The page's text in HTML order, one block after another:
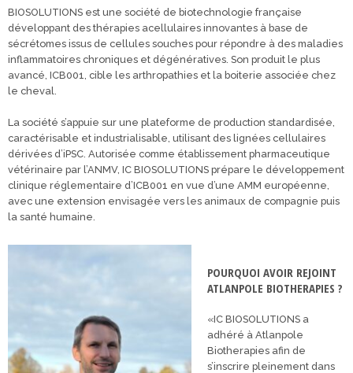
BIOSOLUTIONS est une société de biotechnologie française
développant des thérapies acellulaires innovantes à base de
sécrétomes issus de cellules souches pour répondre à des maladies
inflammatoires chroniques et dégénératives. Son produit le plus
avancé, ICB001, cible les arthropathies et la boiterie associée chez
le cheval.
La société s’appuie sur une plateforme de production standardisée,
caractérisable et industrialisable, utilisant des lignées cellulaires
dérivées d’iPSC. Autorisée comme établissement pharmaceutique
vétérinaire par l’ANMV, IC BIOSOLUTIONS prépare le développement
clinique réglementaire d’ICB001 en vue d’une AMM européenne,
avec une extension envisagée vers les animaux de compagnie puis
la santé humaine.
POURQUOI AVOIR REJOINT
ATLANPOLE BIOTHERAPIES ?
«IC BIOSOLUTIONS a
adhéré à Atlanpole
Biotherapies afin de
s’inscrire pleinement dans